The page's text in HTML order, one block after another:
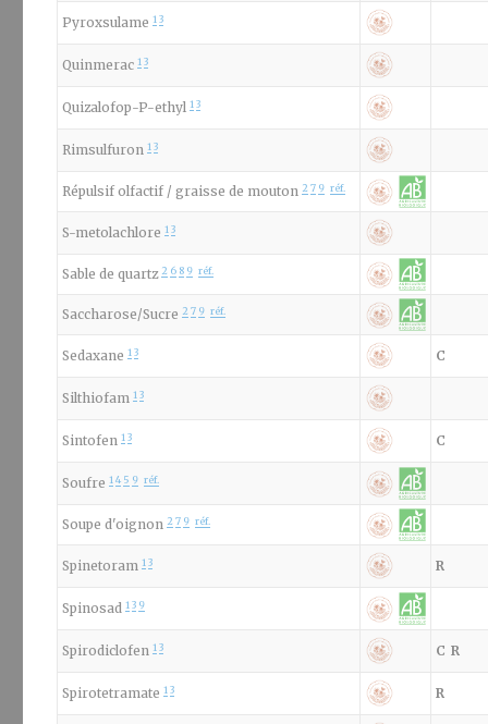
Pyroxsulame 1 3
Quinmerac 1 3
Quizalofop-P-ethyl 1 3
Rimsulfuron 1 3
Répulsif olfactif / graisse de mouton 2 7 9 réf.
S-metolachlore 1 3
Sable de quartz 2 6 8 9 réf.
Saccharose/Sucre 2 7 9 réf.
Sedaxane 1 3 C
Silthiofam 1 3
Sintofen 1 3 C
Soufre 1 4 5 9 réf.
Soupe d'oignon 2 7 9 réf.
Spinetoram 1 3 R
Spinosad 1 3 9
Spirodiclofen 1 3 C R
Spirotetramate 1 3 R